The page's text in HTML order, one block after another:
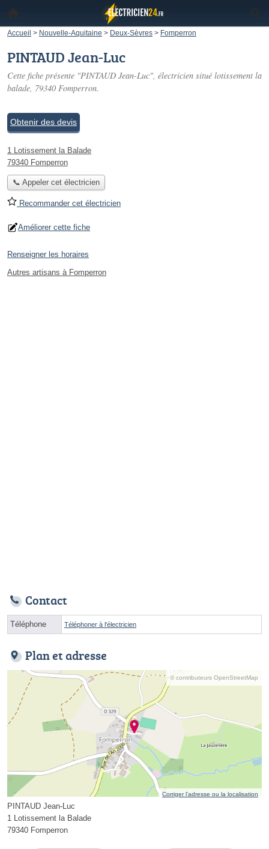
Accueil > Nouvelle-Aquitaine > Deux-Sèvres > Fomperron
PINTAUD Jean-Luc
Cette fiche présente "PINTAUD Jean-Luc", électricien situé lotissement la
balade, 79340 Fomperron.
Obtenir des devis
1 Lotissement la Balade
79340 Fomperron
📞 Appeler cet électricien
Recommander cet électricien
Améliorer cette fiche
Renseigner les horaires
Autres artisans à Fomperron
Contact
Téléphone Téléphoner à l'électricien
Plan et adresse
© contributeurs OpenStreetMap
Corriger l’adresse ou la localisation
PINTAUD Jean-Luc
1 Lotissement la Balade
79340 Fomperron